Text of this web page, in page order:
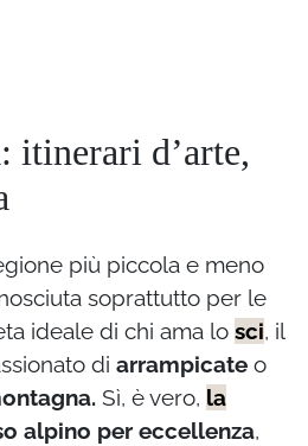
itinerari d’arte,
più piccola e meno
soprattutto per le
ideale di chi ama lo sci, il
di arrampicate o
Sì, è vero, la
alpino per eccellenza,